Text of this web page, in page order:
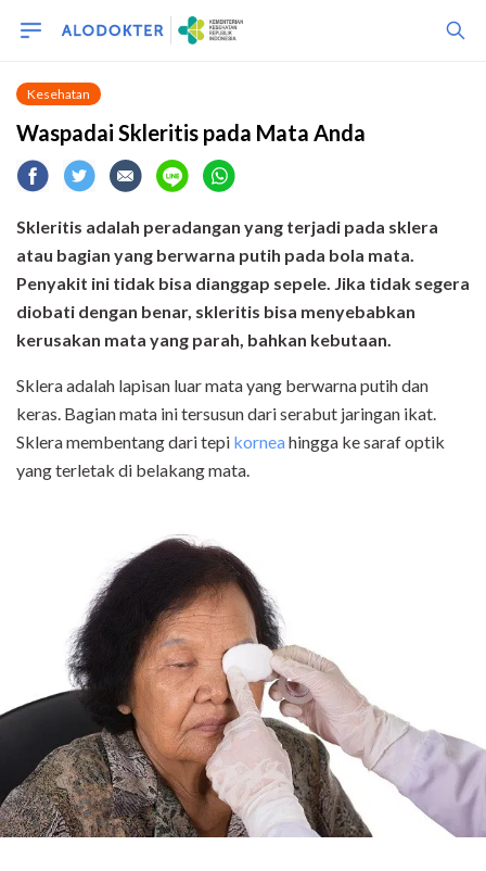
Kesehatan
Waspadai Skleritis pada Mata Anda
Skleritis adalah peradangan yang terjadi pada sklera
atau bagian yang berwarna putih pada bola mata.
Penyakit ini tidak bisa dianggap sepele. Jika tidak segera
diobati dengan benar, skleritis bisa menyebabkan
kerusakan mata yang parah, bahkan kebutaan.
Sklera adalah lapisan luar mata yang berwarna putih dan
keras. Bagian mata ini tersusun dari serabut jaringan ikat.
Sklera membentang dari tepi korneahingga ke saraf optik
yang terletak di belakang mata.